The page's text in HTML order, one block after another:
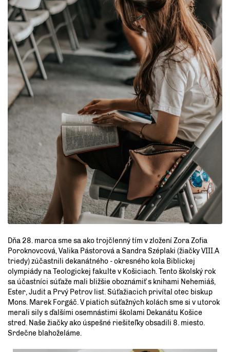
Dňa 28. marca sme sa ako trojčlenný tím v zložení Zora Zofia
Poroknovcová, Valika Pástorová a Sandra Széplaki (žiačky VIII.A
triedy) zúčastnili dekanátného - okresného kola Biblickej
olympiády na Teologickej fakulte v Košiciach. Tento školský rok
sa účastníci súťaže mali bližšie oboznámiť s knihami Nehemiáš,
Ester, Judit a Prvý Petrov list. Súťažiacich privítal otec biskup
Mons. Marek Forgáč. V piatich súťažných kolách sme si v utorok
merali sily s ďalšími osemnástimi školami Dekanátu Košice
stred. Naše žiačky ako úspešné riešiteľky obsadili 8. miesto.
Srdečne blahoželáme.